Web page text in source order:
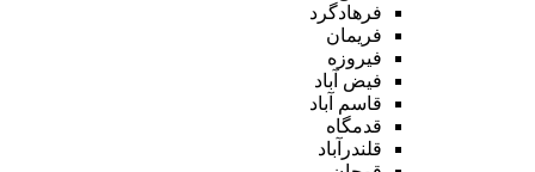
فرهادگرد
فریمان
فیروزه
فیض آباد
قاسم آباد
قدمگاه
قلندرآباد